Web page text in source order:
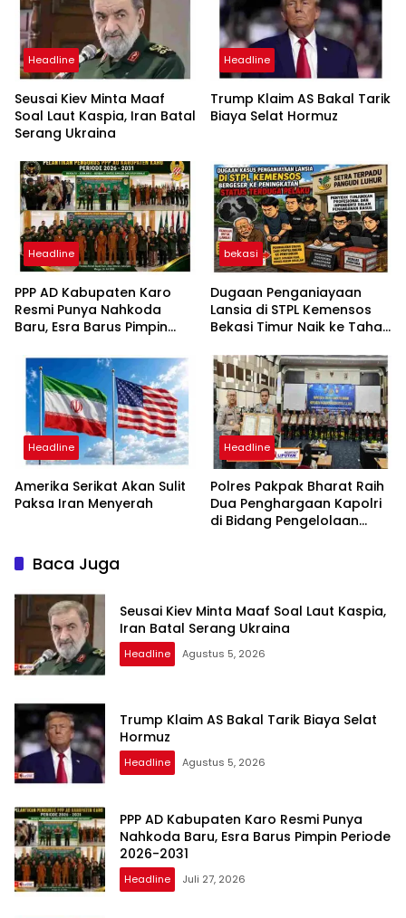
Headline
Seusai Kiev Minta Maaf
Soal Laut Kaspia, Iran Batal
Serang Ukraina
Headline
Trump Klaim AS Bakal Tarik
Biaya Selat Hormuz
Headline
PPP AD Kabupaten Karo
Resmi Punya Nahkoda
Baru, Esra Barus Pimpin
bekasi
Dugaan Penganiayaan
Lansia di STPL Kemensos
Bekasi Timur Naik ke Tahap
Minta Proses Transparan
dan Bebas Intervensi
Headline
Amerika Serikat Akan Sulit
Paksa Iran Menyerah
Headline
Polres Pakpak Bharat Raih
Dua Penghargaan Kapolri
di Bidang Pengelolaan
Baca Juga
Seusai Kiev Minta Maaf Soal Laut Kaspia,
Iran Batal Serang Ukraina
Headline Agustus 5, 2026
Trump Klaim AS Bakal Tarik Biaya Selat
Hormuz
Headline Agustus 5, 2026
PPP AD Kabupaten Karo Resmi Punya
Nahkoda Baru, Esra Barus Pimpin Periode
2026-2031
Headline Juli 27, 2026